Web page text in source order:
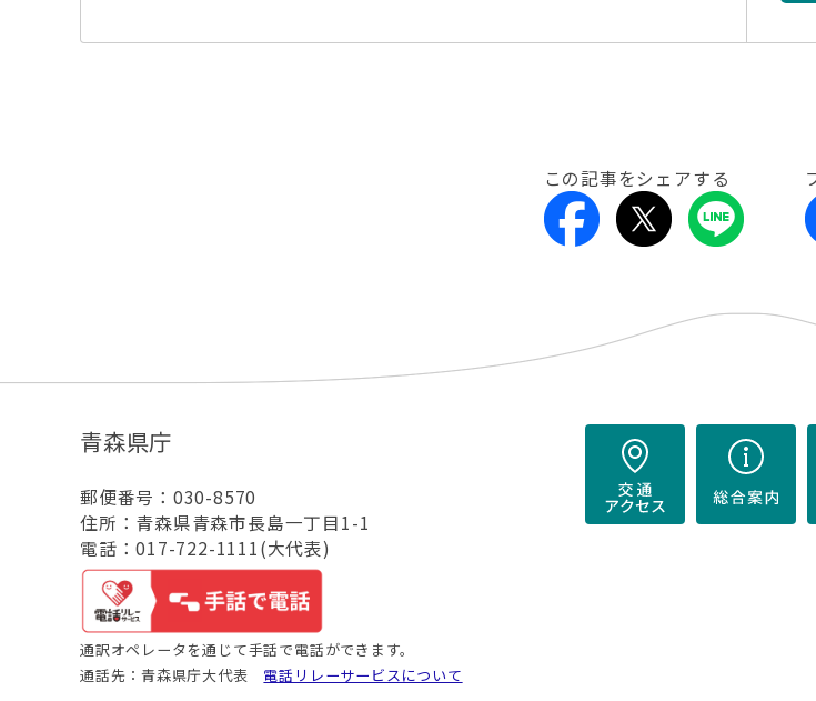
この記事をシェアする
青森県庁
郵便番号：030-8570
住所：青森県青森市長島一丁目1-1
電話：017-722-1111(大代表)
通訳オペレータを通じて手話で電話ができます。
通話先：青森県庁大代表 電話リレーサービスについて